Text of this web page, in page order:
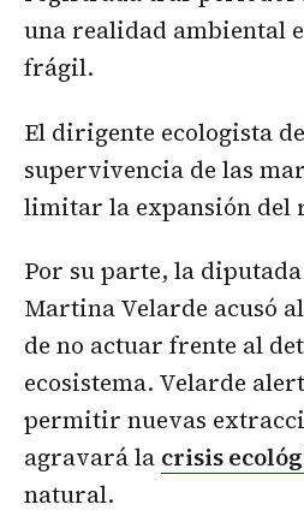
una realidad ambiental
frágil.
El dirigente ecologista
supervivencia de las
limitar la expansión del
Por su parte, la diputada
Martina Velarde acusó
de no actuar frente al
ecosistema. Velarde
permitir nuevas
agravará la crisis
natural.